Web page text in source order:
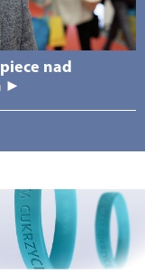
nad
►